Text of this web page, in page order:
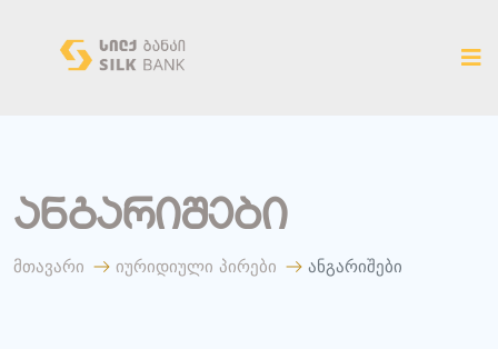
ანგარიშები
მთავარი იურიდიული პირები ანგარიშები